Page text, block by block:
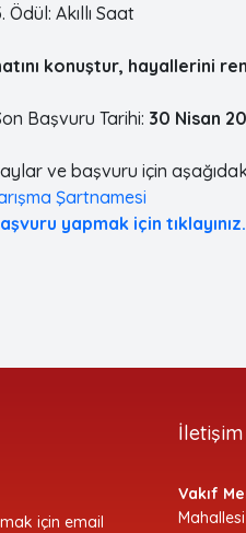
Ödül: Akıllı Saat
konuştur, hayallerini
Başvuru Tarihi: 30 Nisan
ve başvuru için
Şartnamesi
yapmak için tıklayınız.
için email
İletişim
Vakıf